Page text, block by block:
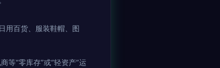
用百货、服装鞋帽、图
等“零库存”或“轻资产”运